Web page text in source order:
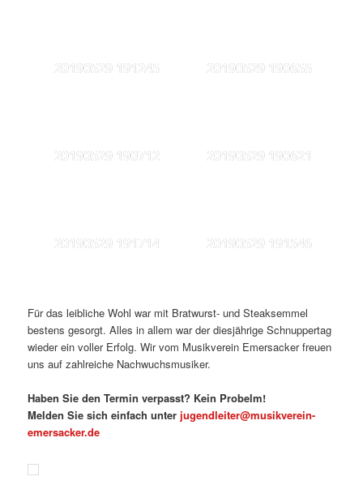
20190529 191245 20190529 190655
20190529 190712 20190529 190621
20190529 191714 20190529 191546
Für das leibliche Wohl war mit Bratwurst- und Steaksemmel
bestens gesorgt. Alles in allem war der diesjährige Schnuppertag
wieder ein voller Erfolg. Wir vom Musikverein Emersacker freuen
uns auf zahlreiche Nachwuchsmusiker.
Haben Sie den Termin verpasst? Kein Probelm!
Melden Sie sich einfach unter jugendleiter@musikverein-
emersacker.de